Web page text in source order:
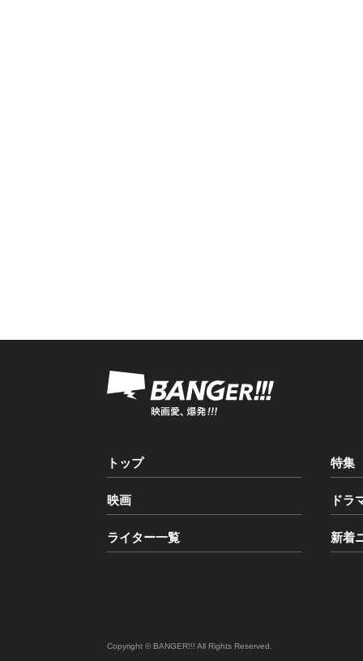
トップ 特集
映画 ドラ
ライター一覧 新着
Copyright © BANGER!!! All Rights Reserved.